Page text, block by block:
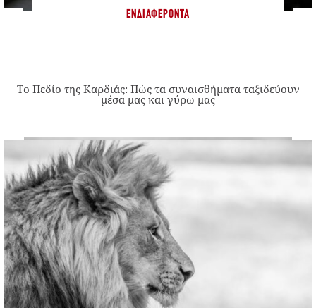
ΕΝΔΙΑΦΈΡΟΝΤΑ
Το Πεδίο της Καρδιάς: Πώς τα συναισθήματα ταξιδεύουν
μέσα μας και γύρω μας